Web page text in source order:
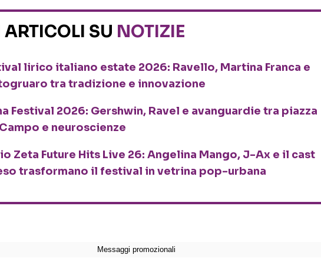
ARTICOLI SU NOTIZIE
lirico italiano estate 2026: Ravello, Martina Franca e
tra tradizione e innovazione
Festival 2026: Gershwin, Ravel e avanguardie tra piazza
e neuroscienze
Zeta Future Hits Live 26: Angelina Mango, J-Ax e il cast
trasformano il festival in vetrina pop-urbana